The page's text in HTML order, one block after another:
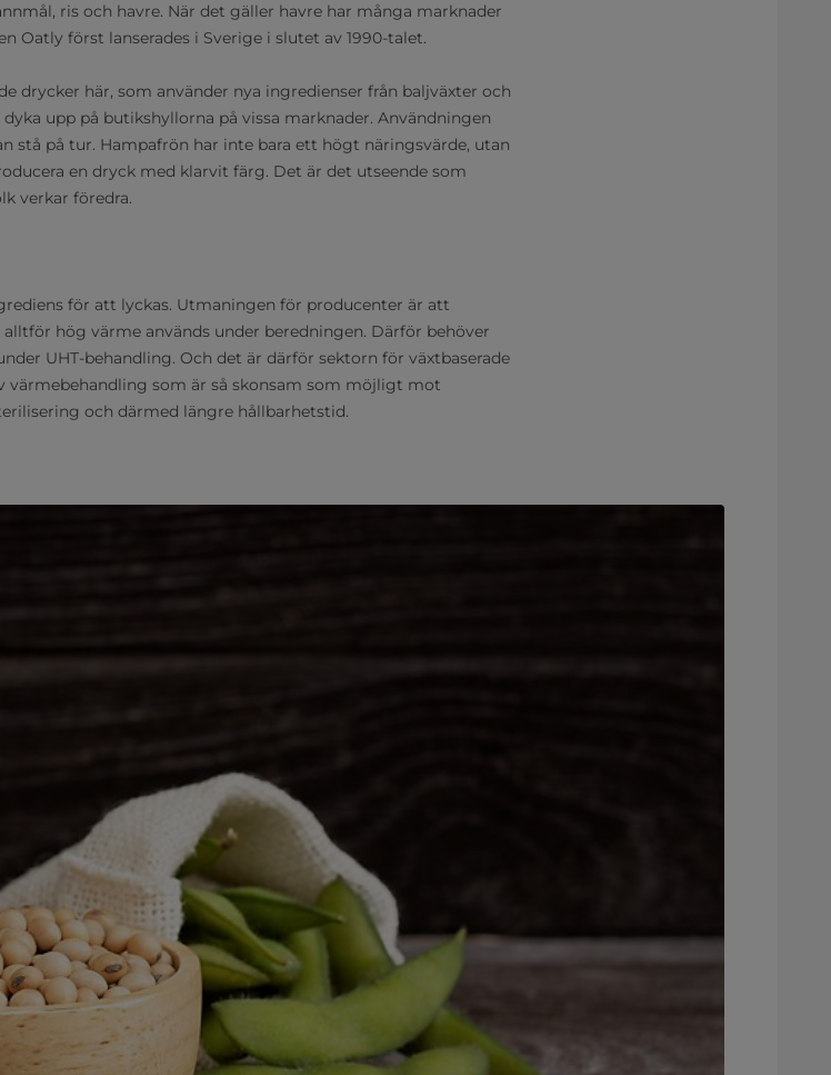
ris och havre. När det gäller havre har många marknader
Oatly först lanserades i Sverige i slutet av 1990-talet.
drycker här, som använder nya ingredienser från baljväxter och
upp på butikshyllorna på vissa marknader. Användningen
stå på tur. Hampafrön har inte bara ett högt näringsvärde, utan
en dryck med klarvit färg. Det är det utseende som
verkar föredra.
för att lyckas. Utmaningen för producenter är att
hög värme används under beredningen. Därför behöver
UHT-behandling. Och det är därför sektorn för växtbaserade
värmebehandling som är så skonsam som möjligt mot
och därmed längre hållbarhetstid.